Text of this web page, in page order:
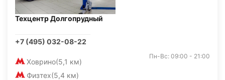
Техцентр Долгопрудный
+7 (495) 032-08-22
Ховрино(5,1 км)
Физтех(5,4 км)
Пн-Вс: 09:00 - 21:00